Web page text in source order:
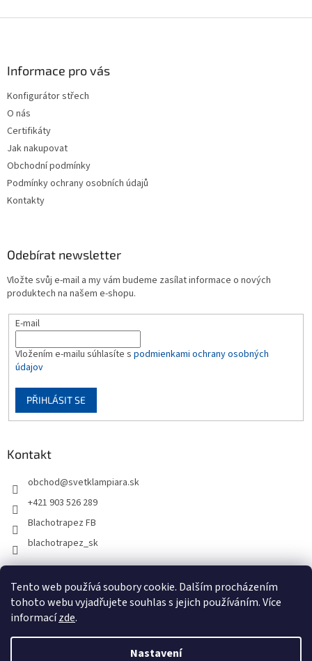
Tento web používá soubory cookie. Dalším procházením
tohoto webu vyjadřujete souhlas s jejich používáním. Více
informacízde.
Nastavení
Informace pro vás
Konfigurátor střech
O nás
Certifikáty
Jak nakupovat
Obchodní podmínky
Podmínky ochrany osobních údajů
Kontakty
Odebírat newsletter
Vložte svůj e-mail a my vám budeme zasílat informace o nových
produktech na našem e-shopu.
E-mail
Vložením e-mailu súhlasíte s podmienkami ochrany osobných
údajov
PŘIHLÁSIT SE
Kontakt
obchod@svetklampiara.sk
+421 903 526 289
Blachotrapez FB
blachotrapez_sk
Vytvořil Shoptet